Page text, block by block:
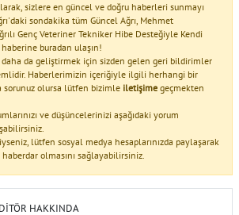
sizlere en güncel ve doğru haberleri sunmayı
sondakika tüm Güncel Ağrı, Mehmet
Genç Veteriner Tekniker Hibe Desteğiyle Kendi
buradan ulaşın!
da geliştirmek için sizden gelen geri bildirimler
Haberlerimizin içeriğiyle ilgili herhangi bir
sorunuz olursa lütfen bizimle iletişime geçmekten
ve düşüncelerinizi aşağıdaki yorum
lütfen sosyal medya hesaplarınızda paylaşarak
olmasını sağlayabilirsiniz.
HAKKINDA